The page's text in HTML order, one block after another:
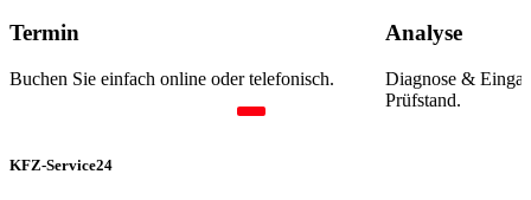
Termin
Buchen Sie einfach online oder telefonisch.
Analyse
Diagnose &
Prüfstand.
KFZ-Service24